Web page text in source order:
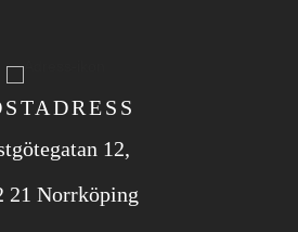
12,
21 Norrköping